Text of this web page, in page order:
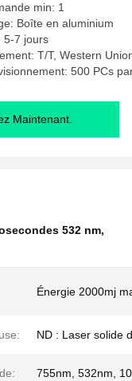
min: 1
Boîte en aluminium
5-7 jours
T/T, Western
500 PCs
Maintenant.
532 nm,
Énergie 2000mj
ND : Laser solide
755nm, 532nm,